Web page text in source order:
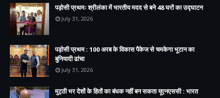
पड़ोसी प्रथमः श्रीलंका में भारतीय मदद से बने 48 घरों का उद्घाटन
July 31, 2026
पड़ोसी प्रथम : 100 अरब के विकास पैकेज से चमकेगा भूटान का
बुनियादी ढांचा
July 31, 2026
मुट्ठी भर देशों के हितों का बंधक नहीं बन सकता यूएनएससी : भारत